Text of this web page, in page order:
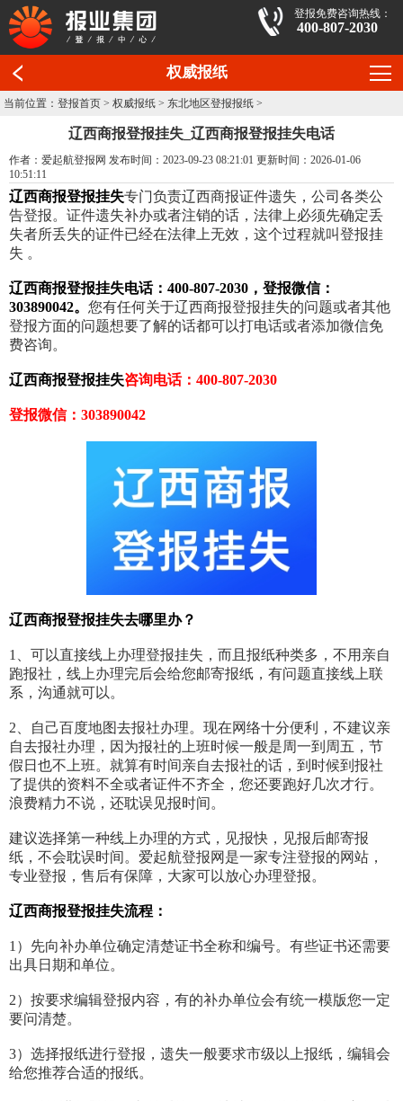
登报免费咨询热线：
400-807-2030
权威报纸
当前位置：登报首页 >权威报纸 > 东北地区登报报纸 >
辽西商报登报挂失_辽西商报登报挂失电话
作者：爱起航登报网 发布时间：2023-09-23 08:21:01 更新时间：2026-01-06
10:51:11
辽西商报登报挂失专门负责辽西商报证件遗失，公司各类公
告登报。证件遗失补办或者注销的话，法律上必须先确定丢
失者所丢失的证件已经在法律上无效，这个过程就叫登报挂
失 。
辽西商报登报挂失电话：400-807-2030，登报微信：
303890042。 您有任何关于辽西商报登报挂失的问题或者其他
登报方面的问题想要了解的话都可以打电话或者添加微信免
费咨询。
辽西商报登报挂失咨询电话：400-807-2030
登报微信：303890042
辽西商报登报挂失去哪里办？
1、可以直接线上办理登报挂失，而且报纸种类多，不用亲自
跑报社，线上办理完后会给您邮寄报纸，有问题直接线上联
系，沟通就可以。
2、自己百度地图去报社办理。现在网络十分便利，不建议亲
自去报社办理，因为报社的上班时候一般是周一到周五，节
假日也不上班。就算有时间亲自去报社的话，到时候到报社
了提供的资料不全或者证件不齐全，您还要跑好几次才行。
浪费精力不说，还耽误见报时间。
建议选择第一种线上办理的方式，见报快，见报后邮寄报
纸，不会耽误时间。爱起航登报网是一家专注登报的网站，
专业登报，售后有保障，大家可以放心办理登报。
辽西商报登报挂失流程：
1）先向补办单位确定清楚证书全称和编号。有些证书还需要
出具日期和单位。
2）按要求编辑登报内容，有的补办单位会有统一模版您一定
要问清楚。
3）选择报纸进行登报，遗失一般要求市级以上报纸，编辑会
给您推荐合适的报纸。